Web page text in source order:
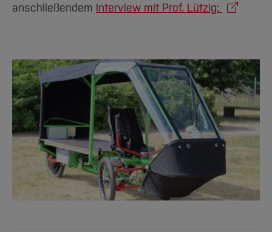
anschließendem Interview mit Prof. Lützig: